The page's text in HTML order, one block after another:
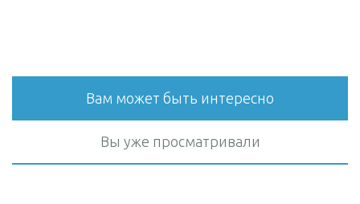
Вам может быть интересно
Вы уже просматривали